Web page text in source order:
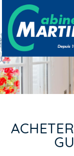
Aller au contenu principal